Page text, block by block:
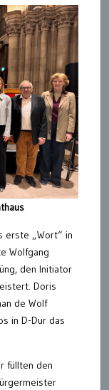
erste „Wort“ in
Wolfgang
den Initiator
Doris
de Wolf
in D-Dur das
füllten den